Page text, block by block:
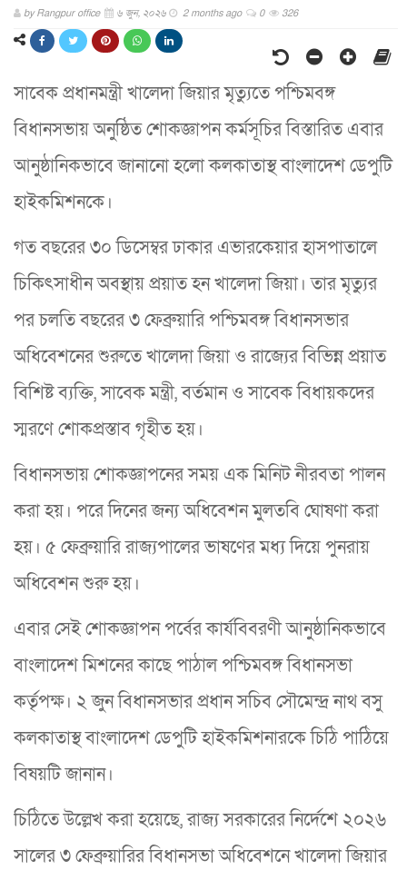
byRangpur office ৬ জুন, ২০২৬ 2 months ago 0 326
সাবেক প্রধানমন্ত্রী খালেদা জিয়ার মৃত্যুতে পশ্চিমবঙ্গ
বিধানসভায় অনুষ্ঠিত শোকজ্ঞাপন কর্মসূচির বিস্তারিত এবার
আনুষ্ঠানিকভাবে জানানো হলো কলকাতাস্থ বাংলাদেশ ডেপুটি
হাইকমিশনকে।
গত বছরের ৩০ ডিসেম্বর ঢাকার এভারকেয়ার হাসপাতালে
চিকিৎসাধীন অবস্থায় প্রয়াত হন খালেদা জিয়া। তার মৃত্যুর
পর চলতি বছরের ৩ ফেব্রুয়ারি পশ্চিমবঙ্গ বিধানসভার
অধিবেশনের শুরুতে খালেদা জিয়া ও রাজ্যের বিভিন্ন প্রয়াত
বিশিষ্ট ব্যক্তি, সাবেক মন্ত্রী, বর্তমান ও সাবেক বিধায়কদের
স্মরণে শোকপ্রস্তাব গৃহীত হয়।
বিধানসভায় শোকজ্ঞাপনের সময় এক মিনিট নীরবতা পালন
করা হয়। পরে দিনের জন্য অধিবেশন মুলতবি ঘোষণা করা
হয়। ৫ ফেব্রুয়ারি রাজ্যপালের ভাষণের মধ্য দিয়ে পুনরায়
অধিবেশন শুরু হয়।
এবার সেই শোকজ্ঞাপন পর্বের কার্যবিবরণী আনুষ্ঠানিকভাবে
বাংলাদেশ মিশনের কাছে পাঠাল পশ্চিমবঙ্গ বিধানসভা
কর্তৃপক্ষ। ২ জুন বিধানসভার প্রধান সচিব সৌমেন্দ্র নাথ বসু
কলকাতাস্থ বাংলাদেশ ডেপুটি হাইকমিশনারকে চিঠি পাঠিয়ে
বিষয়টি জানান।
চিঠিতে উল্লেখ করা হয়েছে, রাজ্য সরকারের নির্দেশে ২০২৬
সালের ৩ ফেব্রুয়ারির বিধানসভা অধিবেশনে খালেদা জিয়ার